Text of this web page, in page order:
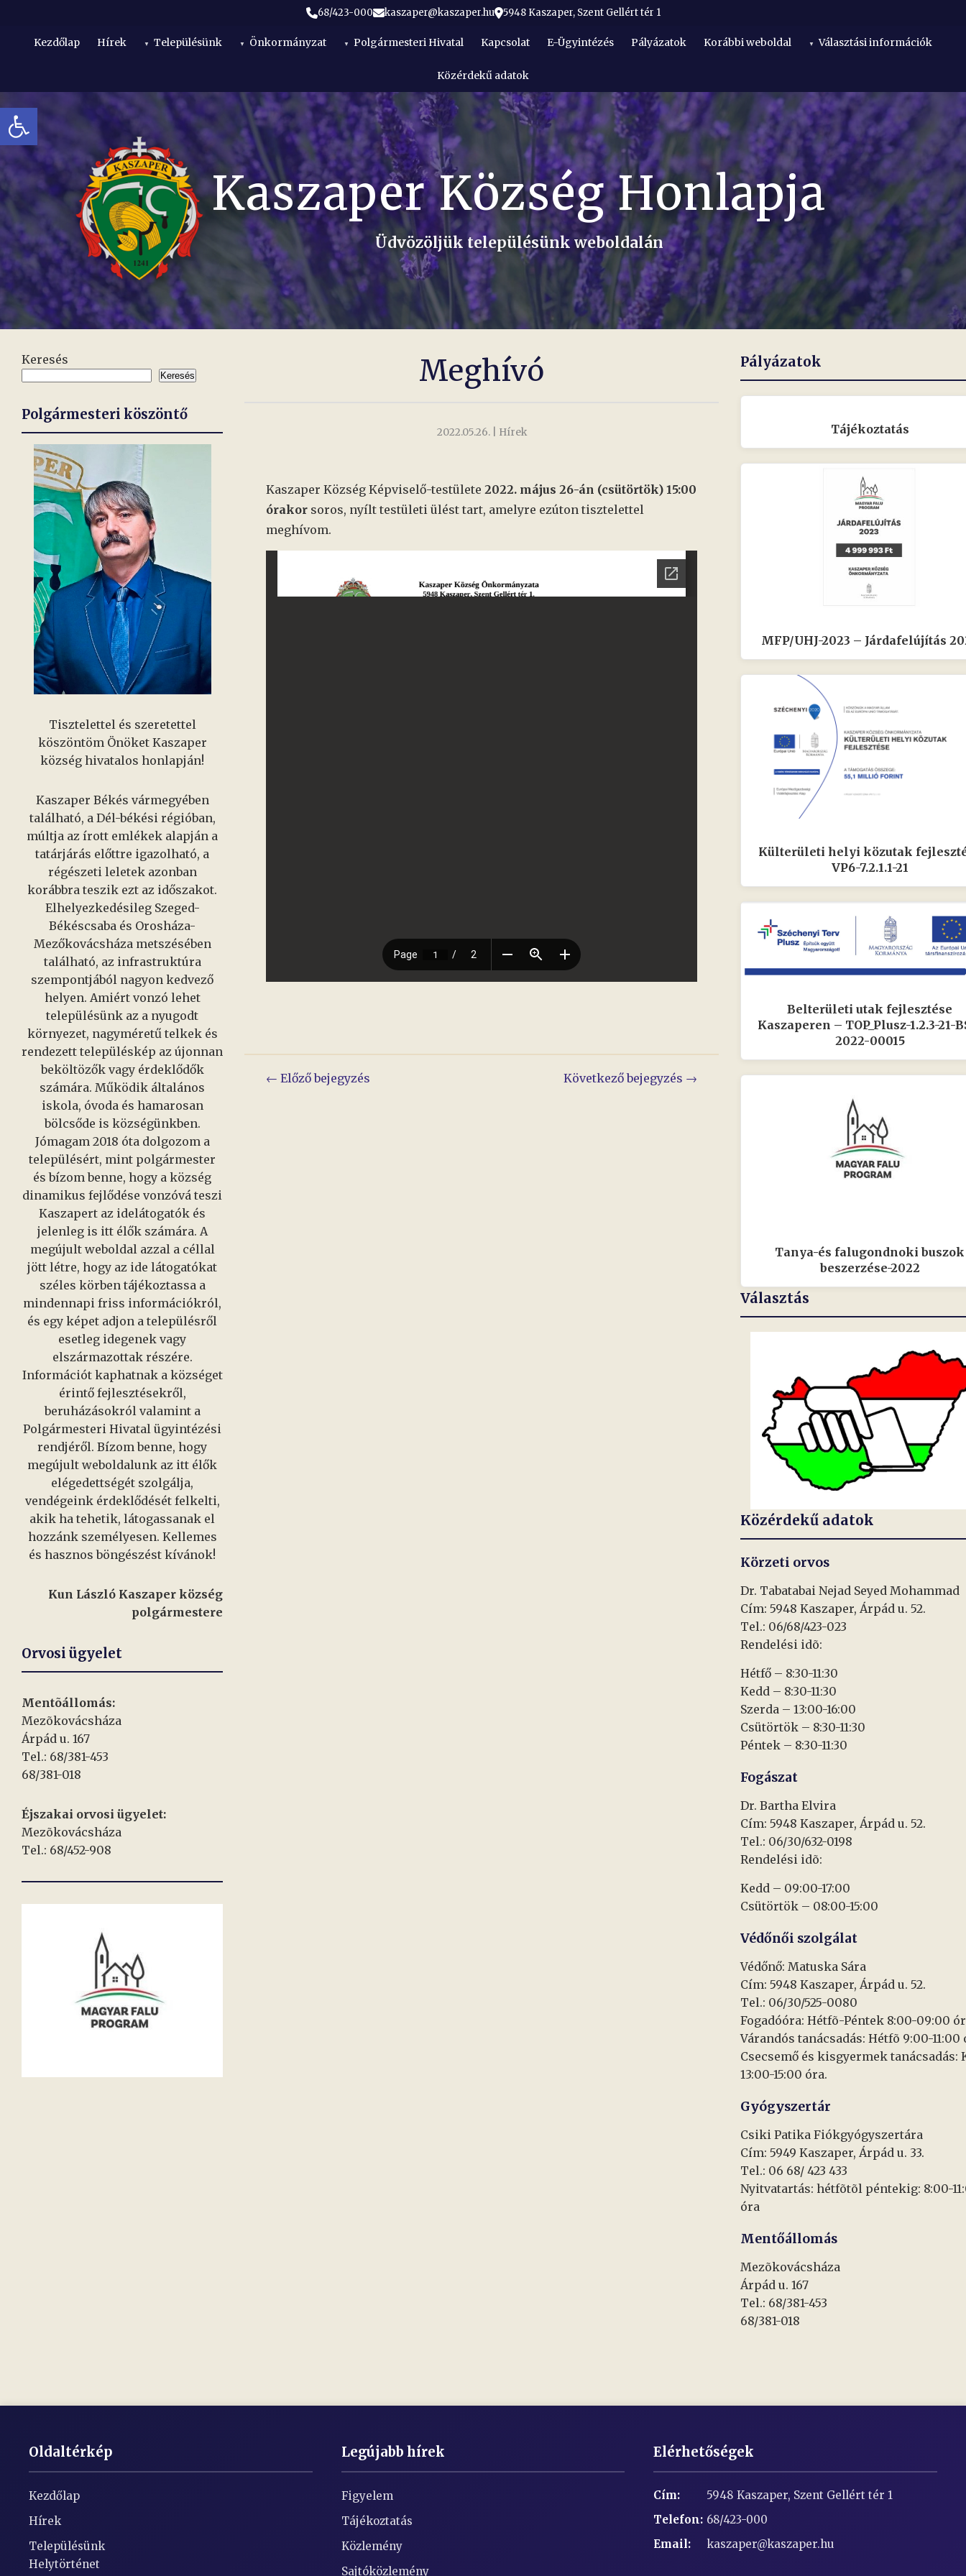
Eszköztár megnyitása
68/423-000 kaszaper@kaszaper.hu 5948 Kaszaper, Szent Gellért tér 1
Kezdőlap Hírek Településünk Önkormányzat Polgármesteri Hivatal Kapcsolat E-Ügyintézés Pályázatok Korábbi weboldal Választási információk
Közérdekű adatok
Kaszaper Község Honlapja
Üdvözöljük településünk weboldalán
Keresés
Keresés
Polgármesteri köszöntő
Tisztelettel és szeretettel
köszöntöm Önöket Kaszaper
község hivatalos honlapján!
Kaszaper Békés vármegyében
található, a Dél-békési régióban,
múltja az írott emlékek alapján a
tatárjárás előttre igazolható, a
régészeti leletek azonban
korábbra teszik ezt az időszakot.
Elhelyezkedésileg Szeged-
Békéscsaba és Orosháza-
Mezőkovácsháza metszésében
található, az infrastruktúra
szempontjából nagyon kedvező
helyen. Amiért vonzó lehet
településünk az a nyugodt
környezet, nagyméretű telkek és
rendezett településkép az újonnan
beköltözők vagy érdeklődők
számára. Működik általános
iskola, óvoda és hamarosan
bölcsőde is községünkben.
Jómagam 2018 óta dolgozom a
településért, mint polgármester
és bízom benne, hogy a község
dinamikus fejlődése vonzóvá teszi
Kaszapert az idelátogatók és
jelenleg is itt élők számára. A
megújult weboldal azzal a céllal
jött létre, hogy az ide látogatókat
széles körben tájékoztassa a
mindennapi friss információkról,
és egy képet adjon a településről
esetleg idegenek vagy
elszármazottak részére.
Információt kaphatnak a községet
érintő fejlesztésekről,
beruházásokról valamint a
Polgármesteri Hivatal ügyintézési
rendjéről. Bízom benne, hogy
megújult weboldalunk az itt élők
elégedettségét szolgálja,
vendégeink érdeklődését felkelti,
akik ha tehetik, látogassanak el
hozzánk személyesen. Kellemes
és hasznos böngészést kívánok!
Kun László Kaszaper község
polgármestere
Orvosi ügyelet
Mentõállomás:
Mezõkovácsháza
Árpád u. 167
Tel.: 68/381-453
68/381-018
Éjszakai orvosi ügyelet:
Mezõkovácsháza
Tel.: 68/452-908
Meghívó
2022.05.26. | Hírek
Kaszaper Község Képviselő-testülete 2022. május 26-án (csütörtök) 15:00
órakor soros, nyílt testületi ülést tart, amelyre ezúton tisztelettel
meghívom.
Bejegyzés
← Előző bejegyzés Következő bejegyzés →
Pályázatok
Tájékoztatás
MFP/UHJ-2023 – Járdafelújítás
Külterületi helyi közutak
VP6-7.2.1.1-21
Belterületi utak fejlesztése
Kaszaperen – TOP_Plusz-1.2.3-21-
2022-00015
Tanya-és falugondnoki buszok
beszerzése-2022
Választás
Közérdekű adatok
Körzeti orvos
Dr. Tabatabai Nejad Seyed Mohammad
Cím: 5948 Kaszaper, Árpád u. 52.
Tel.: 06/68/423-023
Rendelési idõ:
Hétfő – 8:30-11:30
Kedd – 8:30-11:30
Szerda – 13:00-16:00
Csütörtök – 8:30-11:30
Péntek – 8:30-11:30
Fogászat
Dr. Bartha Elvira
Cím: 5948 Kaszaper, Árpád u. 52.
Tel.: 06/30/632-0198
Rendelési idõ:
Kedd – 09:00-17:00
Csütörtök – 08:00-15:00
Védőnői szolgálat
Védőnő: Matuska Sára
Cím: 5948 Kaszaper, Árpád u. 52.
Tel.: 06/30/525-0080
Fogadóóra: Hétfõ-Péntek 8:00-09:00
Várandós tanácsadás: Hétfõ 9:00-11:00
Csecsemő és kisgyermek tanácsadás:
13:00-15:00 óra.
Gyógyszertár
Csiki Patika Fiókgyógyszertára
Cím: 5949 Kaszaper, Árpád u. 33.
Tel.: 06 68/ 423 433
Nyitvatartás: hétfõtõl péntekig: 8:00-
óra
Mentőállomás
Mezõkovácsháza
Árpád u. 167
Tel.: 68/381-453
68/381-018
Oldaltérkép
Kezdőlap
Hírek
Településünk
Helytörténet
Legújabb hírek
Figyelem
Tájékoztatás
Közlemény
Sajtóközlemény
Elérhetőségek
Cím:
5948 Kaszaper, Szent Gellért tér 1
Telefon: 68/423-000
Email:
kaszaper@kaszaper.hu